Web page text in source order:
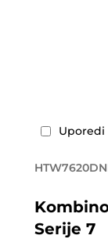
Uporedi
Serije 7